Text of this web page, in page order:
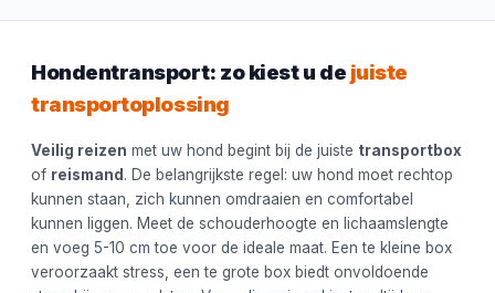
Hondentransport: zo kiest u de juiste
transportoplossing
Veilig reizen met uw hond begint bij de juiste transportbox
of reismand . De belangrijkste regel: uw hond moet rechtop
kunnen staan, zich kunnen omdraaien en comfortabel
kunnen liggen. Meet de schouderhoogte en lichaamslengte
en voeg 5-10 cm toe voor de ideale maat. Een te kleine box
veroorzaakt stress, een te grote box biedt onvoldoende